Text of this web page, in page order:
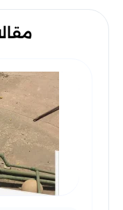
اتصل بنا الآن
يتميز فريق شركة
متخصصة في كشف
الحرارة، والتي
احترام الوقت من
في الوقت المحدد دون
الكفاءة في